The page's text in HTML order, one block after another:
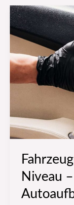
Niveau
Fahrzeugpflege
auf
höchstem
Niveau
–
Warum
ist